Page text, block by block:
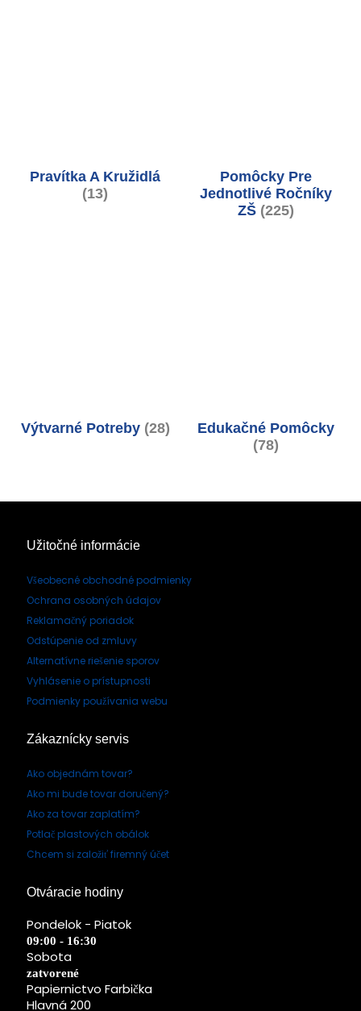
Pravítka A Kružidlá
(13)
Pomôcky Pre
Jednotlivé Ročníky
ZŠ (225)
Výtvarné Potreby (28)
Edukačné Pomôcky
(78)
Užitočné informácie
Všeobecné obchodné podmienky
Ochrana osobných údajov
Reklamačný poriadok
Odstúpenie od zmluvy
Alternatívne riešenie sporov
Vyhlásenie o prístupnosti
Podmienky používania webu
Zákaznícky servis
Ako objednám tovar?
Ako mi bude tovar doručený?
Ako za tovar zaplatím?
Potlač plastových obálok
Chcem si založiť firemný účet
Otváracie hodiny
Pondelok - Piatok
09:00 - 16:30
Sobota
zatvorené
Papiernictvo Farbička
Hlavná 200